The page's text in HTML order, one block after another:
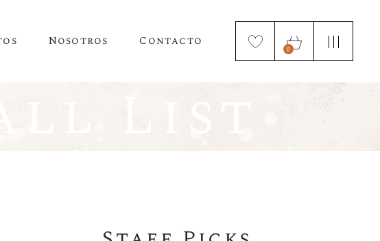
Nosotros Contacto
0
List